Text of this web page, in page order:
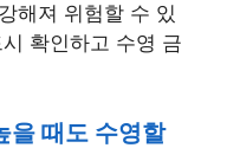
해져 위험할 수 있
확인하고 수영 금
을 때도 수영할